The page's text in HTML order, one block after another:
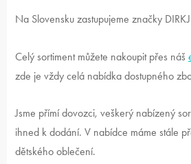
Na Slovensku zastupujeme značky
Celý sortiment můžete nakoupit přes náš
zde je vždy celá nabídka dostupného
Jsme přímí dovozci, veškerý nabízený
ihned k dodání. V nabídce máme stále
dětského oblečení.